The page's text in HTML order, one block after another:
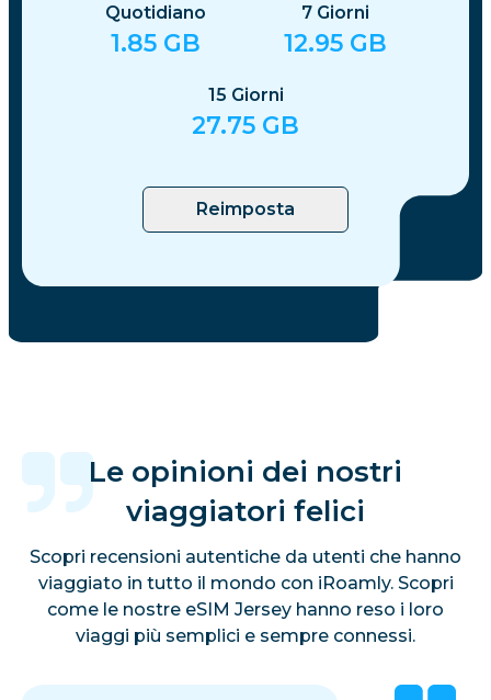
Quotidiano
1.85 GB
7 Giorni
12.95 GB
15 Giorni
27.75 GB
Reimposta
Le opinioni dei nostri
viaggiatori felici
Scopri recensioni autentiche da utenti che hanno
viaggiato in tutto il mondo con iRoamly. Scopri
come le nostre eSIM Jersey hanno reso i loro
viaggi più semplici e sempre connessi.